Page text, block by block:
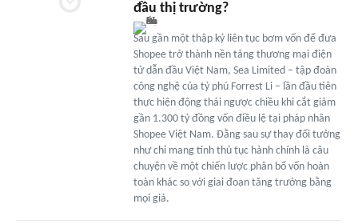
đầu thị trường?
Sau gần một thập kỷ liên tục bơm vốn để đưa
Shopee trở thành nền tảng thương mại điện
tử dẫn đầu Việt Nam, Sea Limited – tập đoàn
công nghệ của tỷ phú Forrest Li – lần đầu tiên
thực hiện động thái ngược chiều khi cắt giảm
gần 1.300 tỷ đồng vốn điều lệ tại pháp nhân
Shopee Việt Nam. Đằng sau sự thay đổi tưởng
như chỉ mang tính thủ tục hành chính là câu
chuyện về một chiến lược phân bổ vốn hoàn
toàn khác so với giai đoạn tăng trưởng bằng
mọi giá.